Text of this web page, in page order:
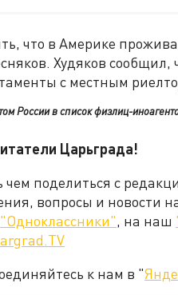
что в Америке
Худяков
с местным
России в список физлиц-
Царьграда!
чем поделиться с
вопросы и новости
"Одноклассники", на наш
к нам в "